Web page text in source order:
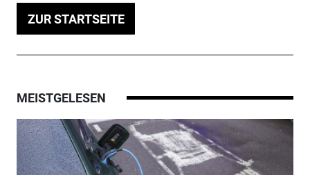
ZUR STARTSEITE
MEISTGELESEN